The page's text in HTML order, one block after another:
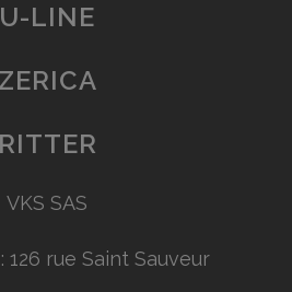
U-LINE
ZERICA
RITTER
VKS SAS
126 rue Saint Sauveur